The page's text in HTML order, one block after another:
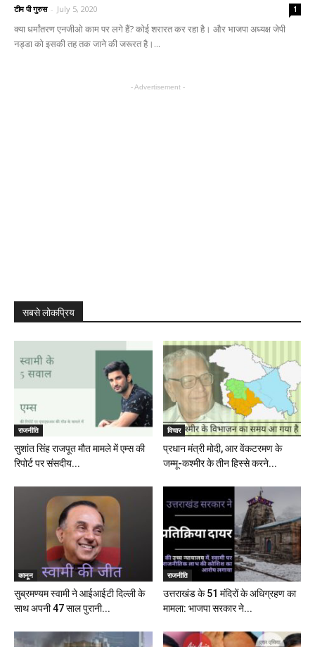
टीम पी गुरुस - July 5, 2020 1
क्या धर्मांतरण एनजीओ काम पर लगे हैं? कोई शरारत कर रहा है। और भाजपा अध्यक्ष जेपी
नड्डा को इसकी तह तक जाने की जरूरत है।...
- Advertisement -
सबसे लोकप्रिय
राजनीति
सुशांत सिंह राजपूत मौत मामले में एम्स की
रिपोर्ट पर संसदीय...
विचार
प्रधान मंत्री मोदी, आर वेंकटरमण के
जम्मू-कश्मीर के तीन हिस्से करने...
कानून
सुब्रमण्यम स्वामी ने आईआईटी दिल्ली के
साथ अपनी 47 साल पुरानी...
राजनीति
उत्तराखंड के 51 मंदिरों के अधिग्रहण का
मामला: भाजपा सरकार ने...